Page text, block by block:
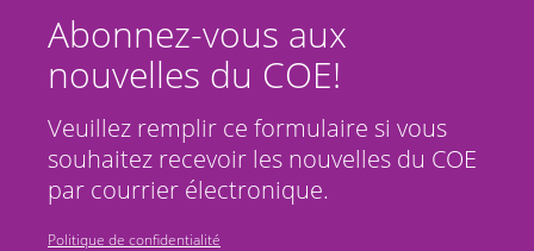
Abonnez-vous aux
nouvelles du COE!
Veuillez remplir ce formulaire si vous
souhaitez recevoir les nouvelles du COE
par courrier électronique.
Politique de confidentialité